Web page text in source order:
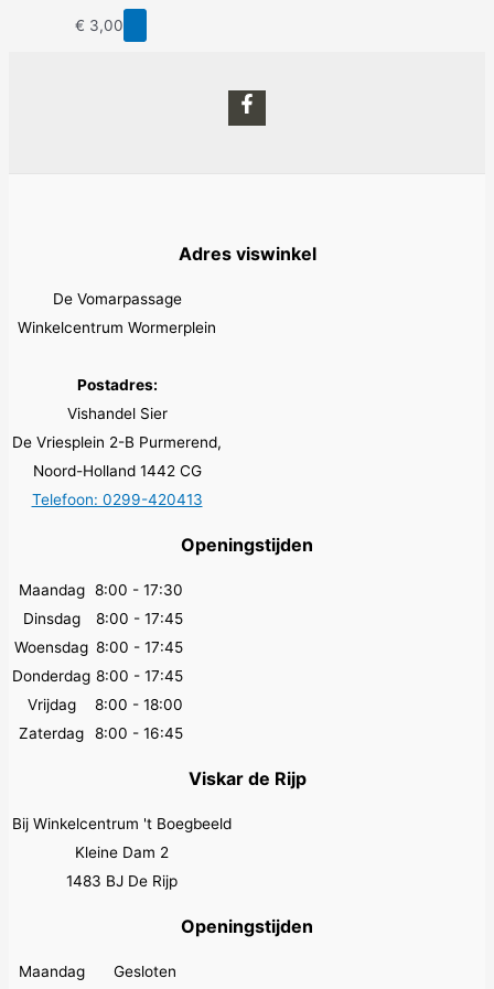
€ 3,00
Adres viswinkel
De Vomarpassage
Winkelcentrum Wormerplein
Postadres:
Vishandel Sier
De Vriesplein 2-B Purmerend,
Noord-Holland 1442 CG
Telefoon: 0299-420413
Openingstijden
Maandag 8:00 - 17:30
Dinsdag
8:00 - 17:45
Woensdag 8:00 - 17:45
Donderdag 8:00 - 17:45
Vrijdag
8:00 - 18:00
Zaterdag
8:00 - 16:45
Viskar de Rijp
Bij Winkelcentrum 't Boegbeeld
Kleine Dam 2
1483 BJ De Rijp
Openingstijden
Maandag
Gesloten